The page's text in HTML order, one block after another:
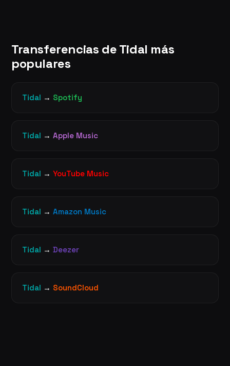
Transferencias de Tidal más
populares
Tidal → Spotify
Tidal → Apple Music
Tidal → YouTube Music
Tidal → Amazon Music
Tidal → Deezer
Tidal → SoundCloud